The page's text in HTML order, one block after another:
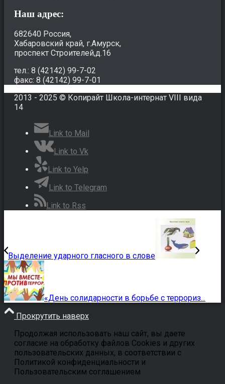
Наш адрес:
682640 Россия,
Хабаровский край, г.Амурск,
проспект Строителей,д.16
тел.: 8 (42142) 99-7-02
факс: 8 (42142) 99-7-01
2013 - 2025 © Копирайт Школа-интернат VIII вида
14
Link to Mail
Link to Vk
Link to Yelp
Link to Telegram
Link to Rss
Выделение ударного гласного в слове
«День солидарности в борьбе с террориз...
Прокрутить наверх
Продолжая использовать наш сайт, вы даете
согласие на обработку файлов Cookies и других
пользовательских данных, в соответствии с
Политикой конфиденциальности и
Пользовательским соглашением